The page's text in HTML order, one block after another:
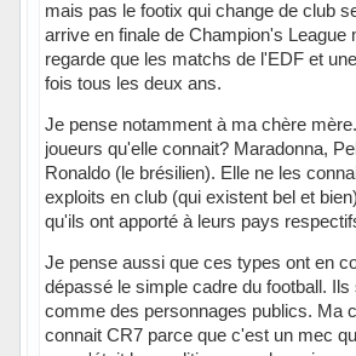
mais pas le footix qui change de club
arrive en finale de Champion's League
regarde que les matchs de l'EDF et
fois tous les deux ans.
Je pense notamment à ma chère
joueurs qu'elle connait? Maradonna,
Ronaldo (le brésilien). Elle ne les
exploits en club (qui existent bel et
qu'ils ont apporté à leurs pays
Je pense aussi que ces types ont en
dépassé le simple cadre du football.
comme des personnages publics. Ma
connait CR7 parce que c'est un mec